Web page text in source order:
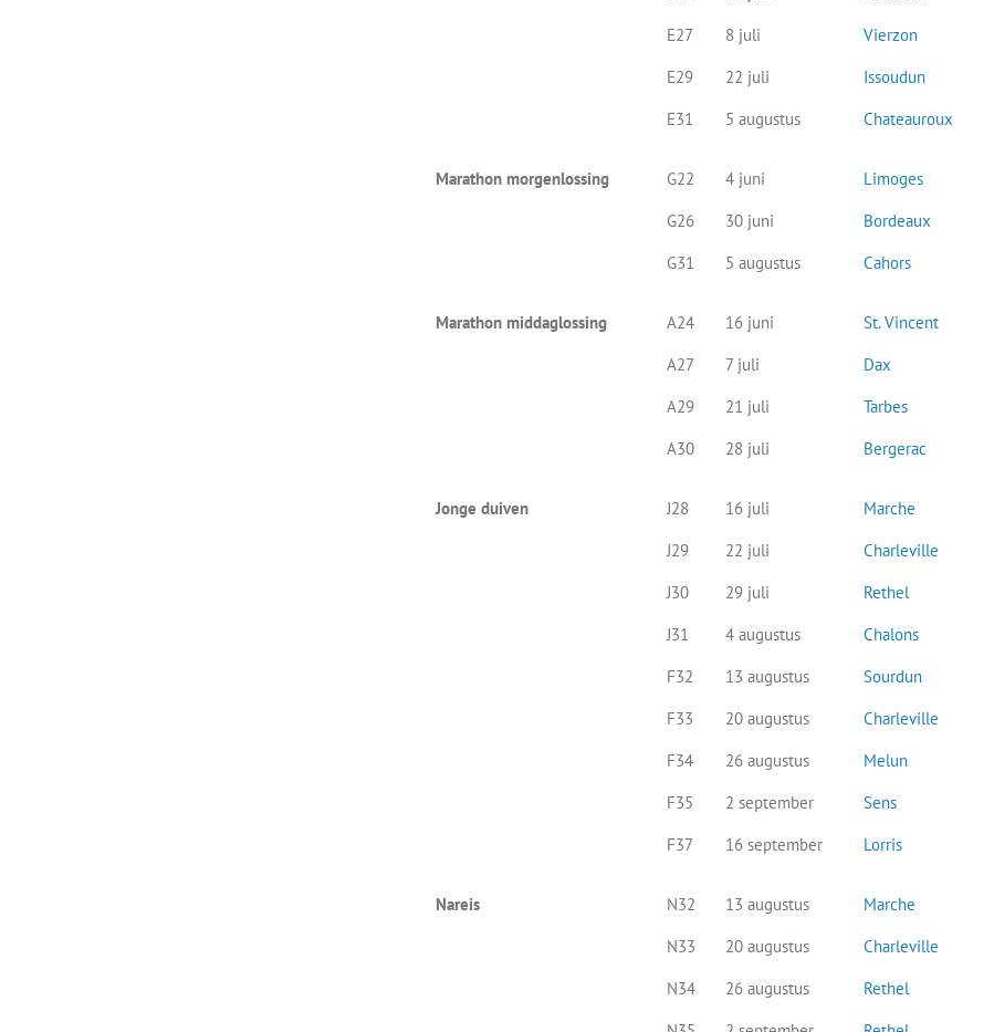
E27
8 juli
Vierzon
E29
22 juli
Issoudun
E31
5 augustus Chateauroux
Marathon morgenlossing G22 4 juni
Limoges
G26
30 juni
Bordeaux
G31
5 augustus Cahors
Marathon middaglossing A24 16 juni
St. Vincent
A27
7 juli
Dax
A29
21 juli
Tarbes
A30
28 juli Bergerac
Jonge duiven J28 16 juli
Marche
J29
22 juli
Charleville
J30
29 juli
Rethel
J31
4 augustus
Chalons
F32
13 augustus
Sourdun
F33
20 augustus
Charleville
F34
26 augustus
Melun
F35
2 september
Sens
F37
16 september Lorris
Nareis N32 13 augustus
Marche
N33
20 augustus
Charleville
N34
26 augustus
Rethel